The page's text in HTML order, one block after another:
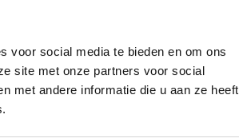
voor social media te bieden en om ons
site met onze partners voor social
met andere informatie die u aan ze heeft